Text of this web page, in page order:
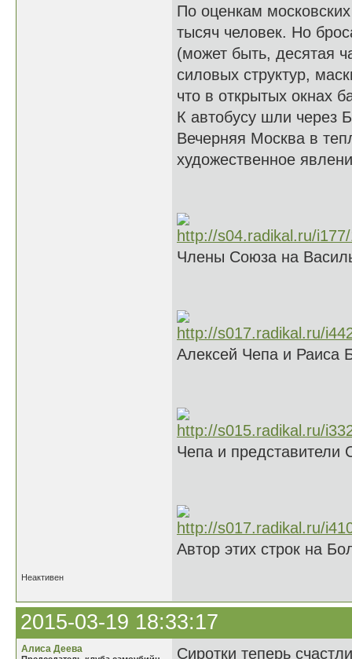
По оценкам
тысяч человек. Но
(может быть, десятая
силовых структур,
что в открытых окнах
К автобусу шли через
Вечерняя Москва в
художественное
Члены Союза на
Алексей Чепа и Раиса
Чепа и представители
Автор этих строк на
Неактивен
2015-03-19 18:33:17
Алиса Деева Сиротки теперь